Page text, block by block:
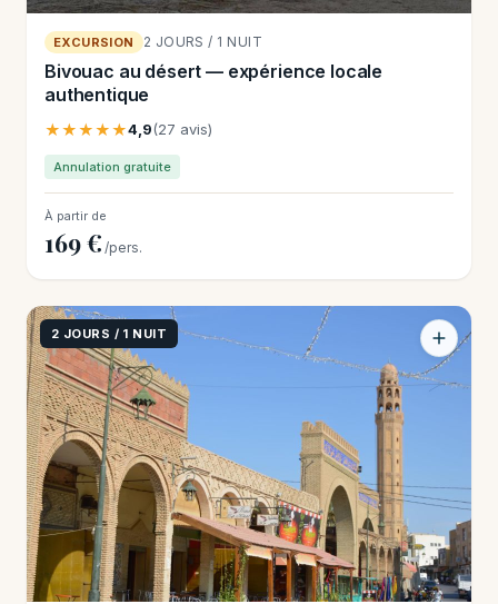
EXCURSION 2 JOURS / 1 NUIT
Bivouac au désert — expérience locale
authentique
★★★★★4,9(27 avis)
Annulation gratuite
À partir de
169 € /pers.
2 JOURS / 1 NUIT